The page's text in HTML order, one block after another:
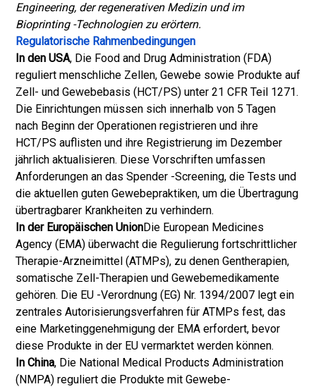
Engineering, der regenerativen Medizin und im
Bioprinting -Technologien zu erörtern.
Regulatorische Rahmenbedingungen
In den USA, Die Food and Drug Administration (FDA)
reguliert menschliche Zellen, Gewebe sowie Produkte auf
Zell- und Gewebebasis (HCT/PS) unter 21 CFR Teil 1271.
Die Einrichtungen müssen sich innerhalb von 5 Tagen
nach Beginn der Operationen registrieren und ihre
HCT/PS auflisten und ihre Registrierung im Dezember
jährlich aktualisieren. Diese Vorschriften umfassen
Anforderungen an das Spender -Screening, die Tests und
die aktuellen guten Gewebepraktiken, um die Übertragung
übertragbarer Krankheiten zu verhindern.
In der Europäischen UnionDie European Medicines
Agency (EMA) überwacht die Regulierung fortschrittlicher
Therapie-Arzneimittel (ATMPs), zu denen Gentherapien,
somatische Zell-Therapien und Gewebemedikamente
gehören. Die EU -Verordnung (EG) Nr. 1394/2007 legt ein
zentrales Autorisierungsverfahren für ATMPs fest, das
eine Marketinggenehmigung der EMA erfordert, bevor
diese Produkte in der EU vermarktet werden können.
In China, Die National Medical Products Administration
(NMPA) reguliert die Produkte mit Gewebe-